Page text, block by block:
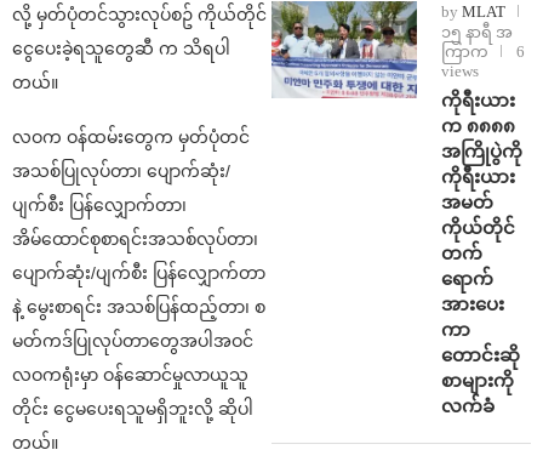
လို့ မှတ်ပုံတင်သွားလုပ်စဥ် ကိုယ်တိုင်
ငွေပေးခဲ့ရသူတွေဆီ က သိရပါ
တယ်။
လဝက ဝန်ထမ်းတွေက မှတ်ပုံတင်
အသစ်ပြုလုပ်တာ၊ ပျောက်ဆုံး/
ပျက်စီး ပြန်လျှောက်တာ၊
အိမ်ထောင်စုစာရင်းအသစ်လုပ်တာ၊
ပျောက်ဆုံး/ပျက်စီး ပြန်လျှောက်တာ
နဲ့ မွေးစာရင်း အသစ်ပြန်ထည့်တာ၊ စ
မတ်ကဒ်ပြုလုပ်တာတွေအပါအဝင်
လဝကရုံးမှာ ဝန်ဆောင်မှုလာယူသူ
တိုင်း ငွေမပေးရသူမရှိဘူးလို့ ဆိုပါ
တယ်။
by MLAT
၁၅ နာရီ အ
ကြာက
6
views
ကိုရီးယား
က ၈၈၈၈
အကြိုပွဲကို
ကိုရီးယား
အမတ်
ကိုယ်တိုင်
တက်
ရောက်
အားပေး
ကာ
တောင်းဆို
စာများကို
လက်ခံ